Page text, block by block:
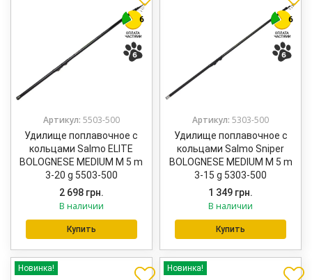
Артикул: 5503-500
Удилище поплавочное с
кольцами Salmo ELITE
BOLOGNESE MEDIUM M 5 m
3-20 g 5503-500
2 698 грн.
В наличии
Купить
Артикул:5303-500
Удилище поплавочное с
кольцами Salmo Sniper
BOLOGNESE MEDIUM M 5 m
3-15 g 5303-500
1 349 грн.
В наличии
Купить
Новинка! Новинка!